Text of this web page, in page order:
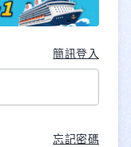
簡訊登入
忘記密碼